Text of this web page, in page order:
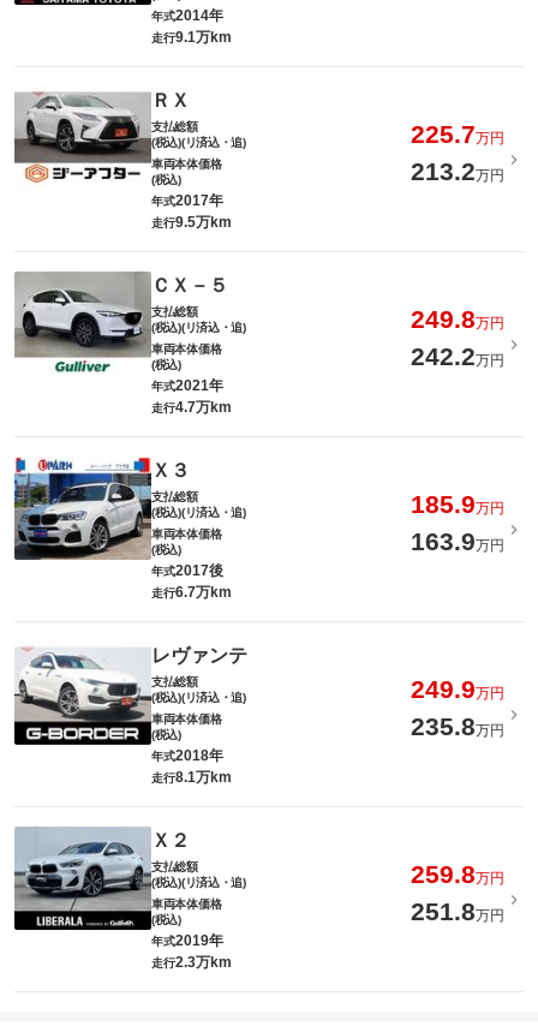
年式2014年
走行9.1万km
ＲＸ
支払総額
(税込)(リ済込・追)
225.7万円
車両本体価格
(税込)
213.2万円
年式2017年
走行9.5万km
ＣＸ－５
支払総額
(税込)(リ済込・追)
249.8万円
車両本体価格
(税込)
242.2万円
年式2021年
走行4.7万km
Ｘ３
支払総額
(税込)(リ済込・追)
185.9万円
車両本体価格
(税込)
163.9万円
年式2017後
走行6.7万km
レヴァンテ
支払総額
(税込)(リ済込・追)
249.9万円
車両本体価格
(税込)
235.8万円
年式2018年
走行8.1万km
Ｘ２
支払総額
(税込)(リ済込・追)
259.8万円
車両本体価格
(税込)
251.8万円
年式2019年
走行2.3万km